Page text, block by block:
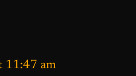
11:47 am